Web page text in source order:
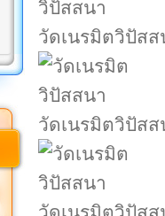
วัดเนรมิตวิปัสส
วัดเนรมิตวิปัสส